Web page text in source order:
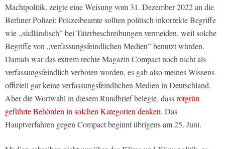
Machtpolitik, zeigte eine Weisung vom 31. Dezember 2022 an die
Berliner Polizei: Polizeibeamte sollten politisch inkorrekte Begriffe
wie „südländisch” bei Täterbeschreibungen vermeiden, weil solche
Begriffe von „verfassungsfeindlichen Medien” benutzt würden.
Damals war das extrem rechte Magazin Compact noch nicht als
verfassungsfeindlich verboten worden, es gab also meines Wissens
offiziell gar keine verfassungsfeindlichen Medien in Deutschland.
Aber die Wortwahl in diesem Rundbrief belegte, dassrotgrün
geführte Behörden in solchen Kategorien denken. Das
Hauptverfahren gegen Compact beginnt übrigens am 25. Juni.